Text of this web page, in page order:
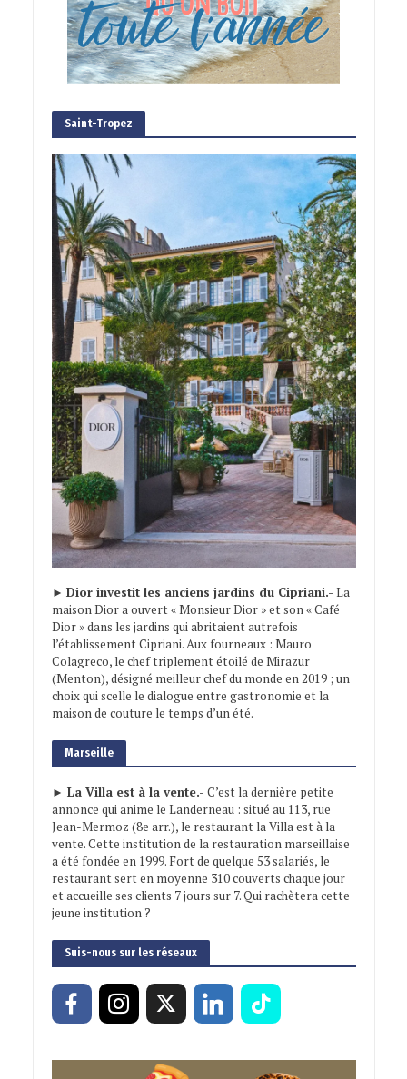
Saint-Tropez
► Dior investit les anciens jardins du Cipriani.- La
maison Dior a ouvert « Monsieur Dior » et son « Café
Dior » dans les jardins qui abritaient autrefois
l’établissement Cipriani. Aux fourneaux : Mauro
Colagreco, le chef triplement étoilé de Mirazur
(Menton), désigné meilleur chef du monde en 2019 ; un
choix qui scelle le dialogue entre gastronomie et la
maison de couture le temps d’un été.
Marseille
► La Villa est à la vente.- C’est la dernière petite
annonce qui anime le Landerneau : situé au 113, rue
Jean-Mermoz (8e arr.), le restaurant la Villa est à la
vente. Cette institution de la restauration marseillaise
a été fondée en 1999. Fort de quelque 53 salariés, le
restaurant sert en moyenne 310 couverts chaque jour
et accueille ses clients 7 jours sur 7. Qui rachètera cette
jeune institution ?
Suis-nous sur les réseaux